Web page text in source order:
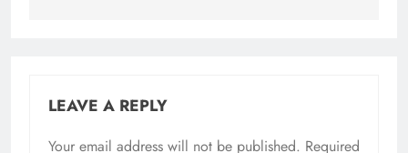
LEAVE A REPLY
Your email address will not be published. Required